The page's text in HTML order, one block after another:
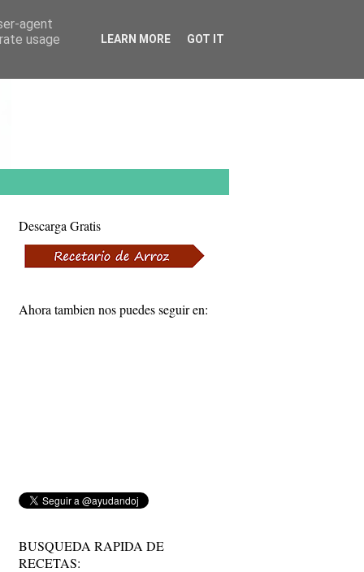
Descarga Gratis
Ahora tambien nos puedes seguir en:
BUSQUEDA RAPIDA DE
RECETAS:
agent
usage
LEARN MORE GOT IT